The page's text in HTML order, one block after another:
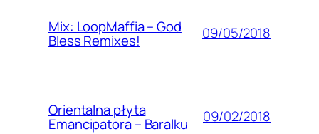
Mix: LoopMaffia – God
Bless Remixes! 09/05/2018
Orientalna płyta
Emancipatora – Baralku 09/02/2018